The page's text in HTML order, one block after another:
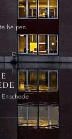
helpen.